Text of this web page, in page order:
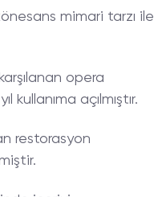
mimari tarzı ile
opera
kullanıma açılmıştır.
restorasyon